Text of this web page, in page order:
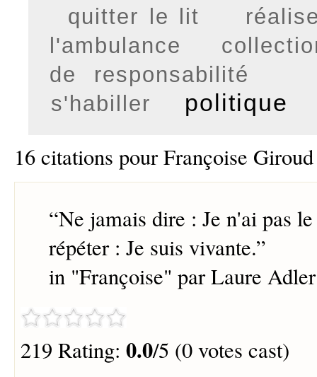
quitter le lit
l'ambulance
de responsabilité
s'habiller
politique
16 citations pour Françoise Giroud
“Ne jamais dire : Je n'ai pas
répéter : Je suis vivante.”
in "Françoise" par Laure Adler
219 Rating: 0.0/5 (0 votes cast)